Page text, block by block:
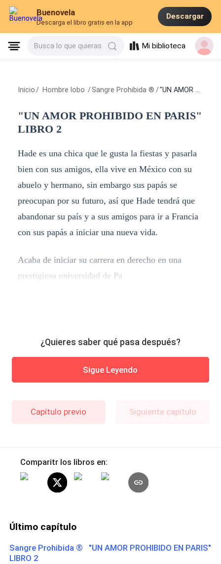
Buenovela
Descarga el libro gratis en la app
Descargar
Busca lo que quieras Mi biblioteca
Inicio / Hombre lobo /Sangre Prohibida ® /"UN AMOR PROHIBIDO EN PARIS" LIBRO 2
"UN AMOR PROHIBIDO EN PARIS"
LIBRO 2
Hade es una chica que le gusta la fiestas y pasarla
bien con sus amigos, ella vive en México con su
abuelo y hermano, sin embargo sus papás se
preocupan por su futuro, así que Hade tendrá que
abandonar su país y a sus amigos para ir a Francia
con sus papás a iniciar una nueva vida.
Acaba de iniciar su carrera en derecho en una
prestigiosa universidad de Pa
¿Quieres saber qué pasa después?
Sigue Leyendo
Capítulo previo Siguiente capítulo
Comparitr los libros en:
Último capítulo
Sangre Prohibida ® "UN AMOR PROHIBIDO EN PARIS"
LIBRO 2